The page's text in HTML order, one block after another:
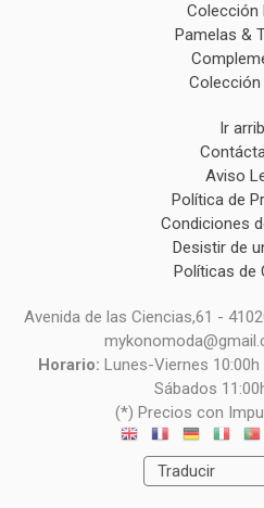
Colección
Pamelas &
Colección
Ir
Aviso
Política de
Condiciones
Desistir de
Políticas de
Avenida de las Ciencias,61 -
Horario: Lunes-Viernes
Sábados
(*) Precios con